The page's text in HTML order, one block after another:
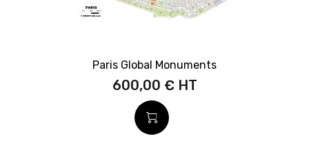
Paris Global Monuments
600,00 €